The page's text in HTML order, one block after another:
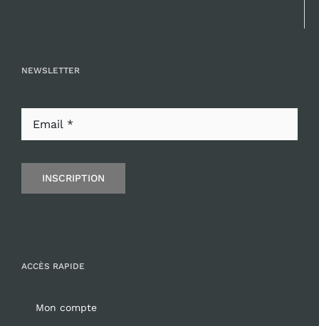
NEWSLETTER
INSCRIPTION
ACCÈS RAPIDE
Mon compte